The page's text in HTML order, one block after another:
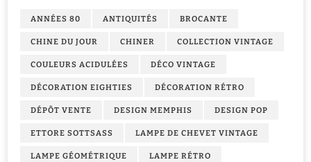
ANNÉES 80 ANTIQUITÉS BROCANTE
CHINE DU JOUR CHINER COLLECTION VINTAGE
COULEURS ACIDULÉES DÉCO VINTAGE
DÉCORATION EIGHTIES DÉCORATION RÉTRO
DÉPÔT VENTE DESIGN MEMPHIS DESIGN POP
ETTORE SOTTSASS LAMPE DE CHEVET VINTAGE
LAMPE GÉOMÉTRIQUE LAMPE RÉTRO